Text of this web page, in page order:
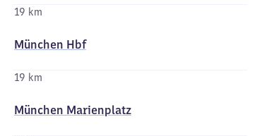
19 km
München Hbf
19 km
München Marienplatz